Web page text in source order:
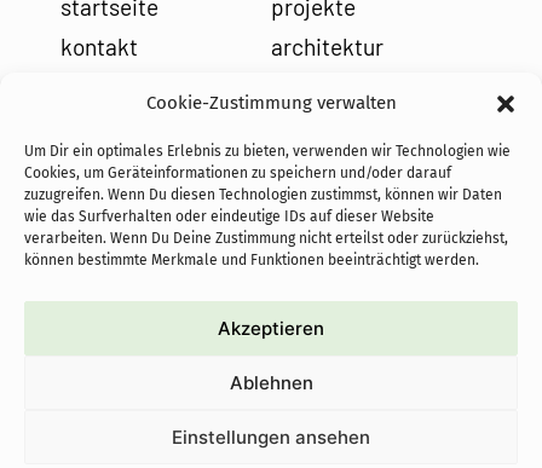
Cookie-Zustimmung verwalten
Um Dir ein optimales Erlebnis zu bieten, verwenden wir Technologien wie
Cookies, um Geräteinformationen zu speichern und/oder darauf
zuzugreifen. Wenn Du diesen Technologien zustimmst, können wir Daten
wie das Surfverhalten oder eindeutige IDs auf dieser Website
verarbeiten. Wenn Du Deine Zustimmung nicht erteilst oder zurückziehst,
können bestimmte Merkmale und Funktionen beeinträchtigt werden.
Akzeptieren
Ablehnen
Einstellungen ansehen
startseite
projekte
kontakt
architektur
leistungen
cookies
team
news
proyectos autoconstruidos